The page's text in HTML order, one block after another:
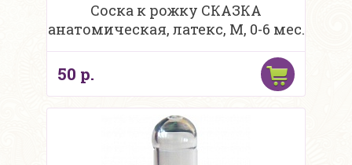
Соска к рожку СКАЗКА
анатомическая, латекс, М, 0-6 мес.
50 р.